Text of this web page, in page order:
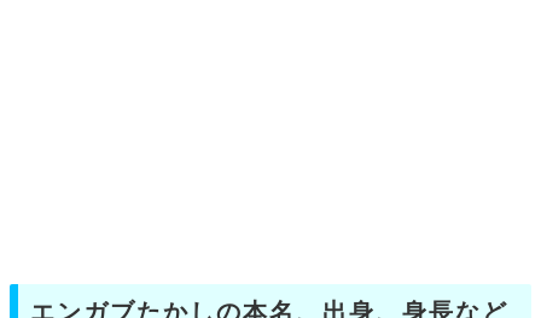
エンガブたかしの本名、出身、身長など